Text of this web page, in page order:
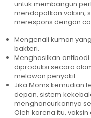
untuk membangun
mendapatkan vaksin,
merespons dengan
Mengenali kuman
bakteri.
Menghasilkan
diproduksi secara
melawan penyakit.
Jika Moms kemudian
depan, sistem
menghancurkannya
Oleh karena itu,